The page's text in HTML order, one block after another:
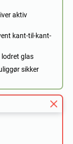
aktiv
kant-til-kant-
glas
sikker